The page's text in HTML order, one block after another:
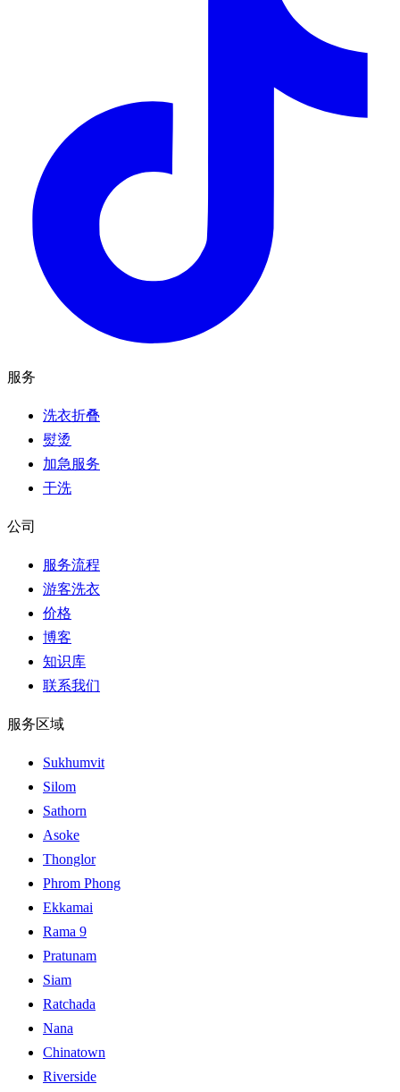
服务
洗衣折叠
熨烫
加急服务
干洗
公司
服务流程
游客洗衣
价格
博客
知识库
联系我们
服务区域
Sukhumvit
Silom
Sathorn
Asoke
Thonglor
Phrom Phong
Ekkamai
Rama 9
Pratunam
Siam
Ratchada
Nana
Chinatown
Riverside